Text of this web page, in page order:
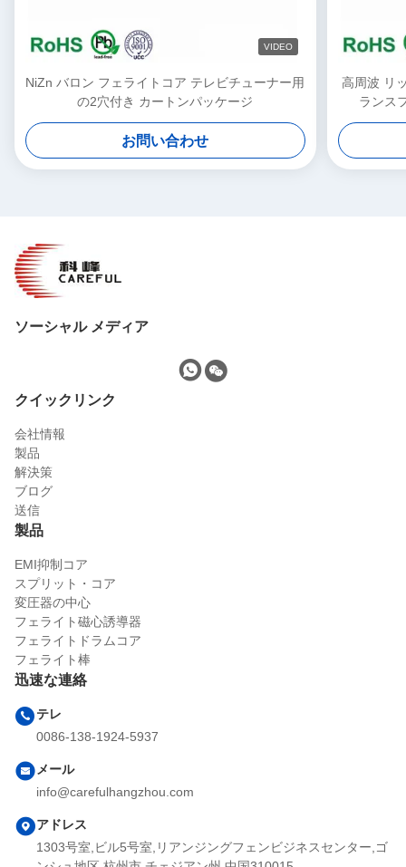
VIDEO
NiZn バロン フェライトコア テレビチューナー用
の2穴付き カートンパッケージ
お問い合わせ
高周波 リ
ランス
ソーシャル メディア
クイックリンク
会社情報
製品
解決策
ブログ
送信
製品
EMI抑制コア
スプリット・コア
変圧器の中心
フェライト磁心誘導器
フェライトドラムコア
フェライト棒
迅速な連絡
テレ
0086-138-1924-5937
メール
info@carefulhangzhou.com
アドレス
1303号室,ビル5号室,リアンジングフェンビジネスセンター,ゴ